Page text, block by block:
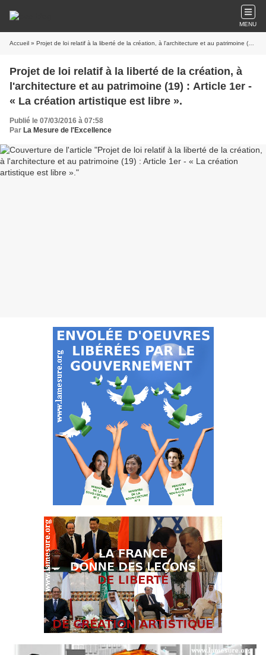
MENU
Accueil » Projet de loi relatif à la liberté de la création, à l'architecture et au patrimoine (19) : Article 1er - « La création artistique est libre ».
Projet de loi relatif à la liberté de la création, à
l'architecture et au patrimoine (19) : Article 1er -
« La création artistique est libre ».
Publié le 07/03/2016 à 07:58
Par La Mesure de l'Excellence